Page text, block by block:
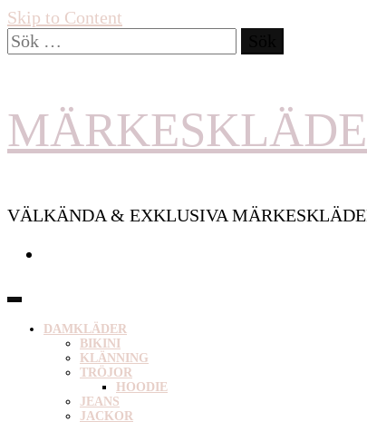
Skip to Content
Sök
efter:
VÄLKÄNDA & EXKLUSIVA
DAMKLÄDER
BIKINI
KLÄNNING
TRÖJOR
HOODIE
JEANS
JACKOR